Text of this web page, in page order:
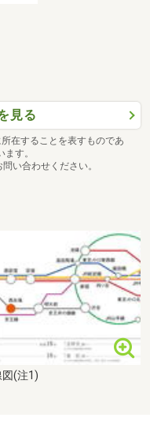
見る
在することを表すものであ
す。
い合わせください。
図(注1)